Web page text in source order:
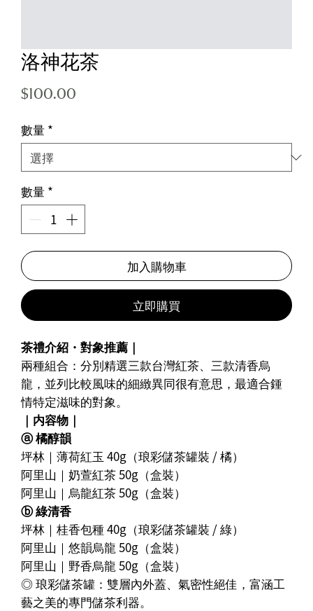
洛神花茶
$100.00
數量 *
數量 *
加入購物車
立即購買
茶禮介紹・對象推薦｜
兩種組合：分別精選三款台灣紅茶、三款清香烏
龍，並列比較風味的細緻異同很有意思，最適合鍾
情特定滋味的對象。
｜内容物｜
ⓐ 橘醇韻
坪林｜薄荷紅玉 40g（琅彩儲茶罐裝 / 橘）
阿里山｜奶萱紅茶 50g（盒裝）
阿里山｜烏龍紅茶 50g（盒裝）
ⓑ 綠清香
坪林｜桂香包種 40g（琅彩儲茶罐裝 / 綠）
阿里山｜悠韻烏龍 50g（盒裝）
阿里山｜野香烏龍 50g（盒裝）
◎ 琅彩儲茶罐：雙層內外蓋、氣密性絕佳，富涵工
藝之美的專門儲茶利器。